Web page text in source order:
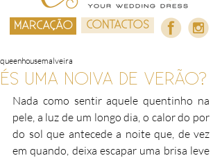
MARCAÇÃO CONTACTOS
ÉS UMA NOIVA DE VERÃO?
queenhousemalveira
Nada como sentir aquele quentinho na
pele, a luz de um longo dia, o calor do por
do sol que antecede a noite que, de vez
em quando, deixa escapar uma brisa leve